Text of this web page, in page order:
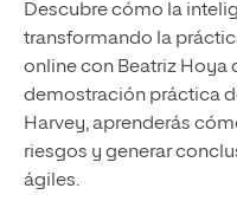
Descubre cómo la
transformando la
online con Beatriz Hoya
demostración práctica
Harvey, aprenderás
riesgos y generar
ágiles.